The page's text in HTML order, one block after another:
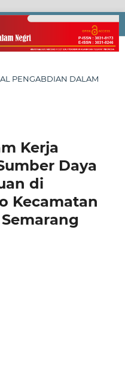
PENGABDIAN DALAM
Kerja
Daya
di
Kecamatan